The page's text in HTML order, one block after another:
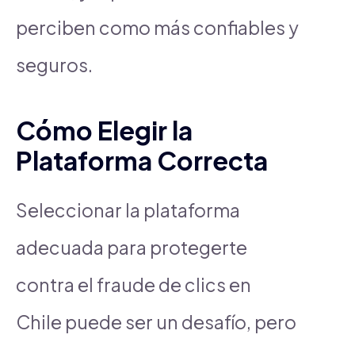
perciben como más confiables y
seguros.
Cómo Elegir la
Plataforma Correcta
Seleccionar la plataforma
adecuada para protegerte
contra el fraude de clics en
Chile puede ser un desafío, pero